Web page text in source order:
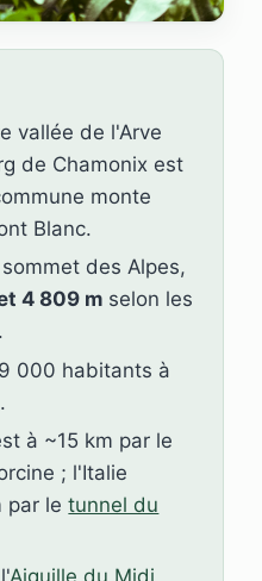
vallée de l'Arve
de Chamonix est
monte
Blanc.
des Alpes,
4 809 m selon les
000 habitants à
à ~15 km par le
; l'Italie
par letunnel du
l'Aiguille du Midi